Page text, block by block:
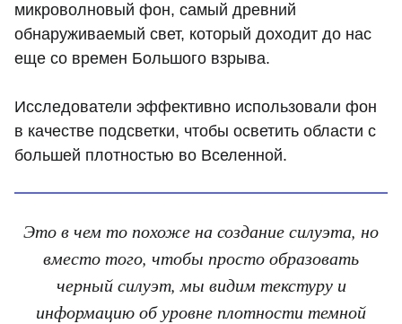
микроволновый фон, самый древний
обнаруживаемый свет, который доходит до нас
еще со времен Большого взрыва.
Исследователи эффективно использовали фон
в качестве подсветки, чтобы осветить области с
большей плотностью во Вселенной.
Это в чем то похоже на создание силуэта, но
вместо того, чтобы просто образовать
черный силуэт, мы видим текстуру и
информацию об уровне плотности темной